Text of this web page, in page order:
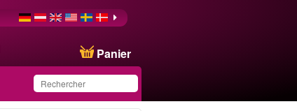
Panier